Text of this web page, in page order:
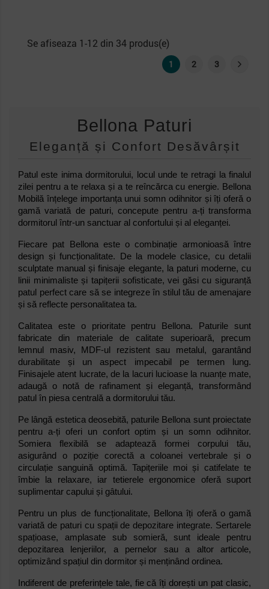
Se afiseaza 1-12 din 34 produs(e)
1 2 3
Bellona Paturi
Eleganță și Confort Desăvârșit
Patul este inima dormitorului, locul unde te retragi la finalul
zilei pentru a te relaxa și a te reîncărca cu energie. Bellona
Mobilă înțelege importanța unui somn odihnitor și îți oferă o
gamă variată de paturi, concepute pentru a-ți transforma
dormitorul într-un sanctuar al confortului și al eleganței.
Fiecare pat Bellona este o combinație armonioasă între
design și funcționalitate. De la modele clasice, cu detalii
sculptate manual și finisaje elegante, la paturi moderne, cu
linii minimaliste și tapițerii sofisticate, vei găsi cu siguranță
patul perfect care să se integreze în stilul tău de amenajare
și să reflecte personalitatea ta.
Calitatea este o prioritate pentru Bellona. Paturile sunt
fabricate din materiale de calitate superioară, precum
lemnul masiv, MDF-ul rezistent sau metalul, garantând
durabilitate și un aspect impecabil pe termen lung.
Finisajele atent lucrate, de la lacuri lucioase la nuanțe mate,
adaugă o notă de rafinament și eleganță, transformând
patul în piesa centrală a dormitorului tău.
Pe lângă estetica deosebită, paturile Bellona sunt proiectate
pentru a-ți oferi un confort optim și un somn odihnitor.
Somiera flexibilă se adaptează formei corpului tău,
asigurând o poziție corectă a coloanei vertebrale și o
circulație sanguină optimă. Tapițeriile moi și catifelate te
îmbie la relaxare, iar tetierele ergonomice oferă suport
suplimentar capului și gâtului.
Pentru un plus de funcționalitate, Bellona îți oferă o gamă
variată de paturi cu spații de depozitare integrate. Sertarele
spațioase, amplasate sub somieră, sunt ideale pentru
depozitarea lenjeriilor, a pernelor sau a altor articole,
optimizând spațiul din dormitor și menținând ordinea.
Indiferent de preferințele tale, fie că îți dorești un pat clasic,